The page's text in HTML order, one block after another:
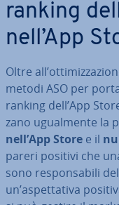
ranking
nell’App
Oltre
metodi ASO per
ranking dell’App
za­no ugual­men­te la
nell’App Store e il
pareri positivi che
sono re­spon­sa­bi­li
un’aspet­ta­ti­va